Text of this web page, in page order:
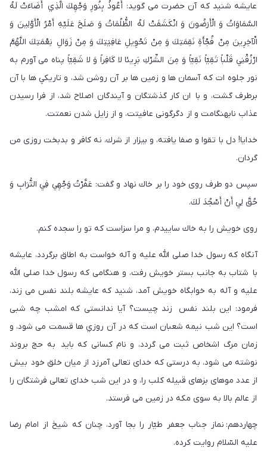
عايشه شنيد كه آن حضرت مى گويد: أَعُوذُ بِنُورِ وَجْهِكَ الَّذِي أَضَاءَتْ لَهُ
السَّمَاوَاتُ وَ الْأَرَضُونَ وَ انْكَشَفَتْ لَهُ الظُّلُمَاتُ وَ صَلَحَ عَلَيْهِ أَمْرُ الْأَوَّلِينَ وَ
الْآخِرِينَ مِنْ فُجْأَةِ نَقِمَتِكَ وَ مِنْ تَحْوِيلِ عَافِيَتِكَ وَ مِنْ زَوَالِ نِعْمَتِكَ اللَّهُمَّ
ارْزُقْنِي قَلْباً تَقِيّاً نَقِيّاً وَ مِنَ الشِّرْكِ بَرِيئا لا كَافِراً وَ لا شَقِيّاً پناه می آورم به
نور جلوه ات كه آسمان ها و زمين ها بر آن روشن شد، و تاريكي ها با آن
برطرف گشت، و با ان كار گذشتگان و آيندگان اصلاح شد، از فرا رسيدن
عذاب نابهنگامت و از دگرگونى عافيتت، و از زايل شدن نعمتت.
خدايا! دل با تقوا و صفا يافته، و بيزار از شرك، نه كافر و بدبخت روزى من
گردان.
سپس دو طرف روى خود را بر خاك نهاد و گفت: عَفَّرْتُ وَجْهِي فِي التُّرَابِ وَ
حُقَّ لِي أَنْ أَسْجُدَ لَكَ.
روى خويش را به خاك ساييدم، و مرا سزاست كه تو را سجده كنم.
آنگاه كه رسول خدا صلى اللّه عليه و آله خواست به اطاق برگردد، عايشه
با شتاب به جانب بستر خويش رفت، و هنگامى كه رسول خدا صلى اللّه
عليه و آله به خوابگاه خويش آمد، شنيد كه عايشه بلند نفس می زند،
فرمود: اين بلند نفس زند چيست؟ آيا ندانستى كه امشب چه شبى
است؟ اين شب نيمه شعبان است كه در آن روزي ها قسمت مى شود، و
زمان مرگ اشخاص ثبت مى گردد، و نام كسانی كه بايد به حج بروند
نوشته می شود، به درستى كه خداى تعالى آمرزد از ميان خلق خود بيش
از عدد موهاى بزهاى قبيله كلب را، و در اين شب خداى تعالى فرشتگان را
از عالم بالا به سوى مكه در زمين مى فرستد.
چهاردهم: نماز جناب جعفر طيّار را بجا آورد، چنان كه شيخ از امام رضا
عليه السّلام روايت كرده.